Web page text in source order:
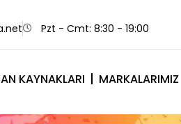
Pzt - Cmt: 8:30 - 19:00
KAYNAKLARI MARKALARIMIZ